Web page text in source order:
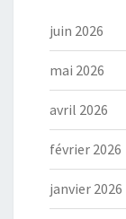
juin 2026
mai 2026
avril 2026
février 2026
janvier 2026